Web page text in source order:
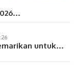
untuk…